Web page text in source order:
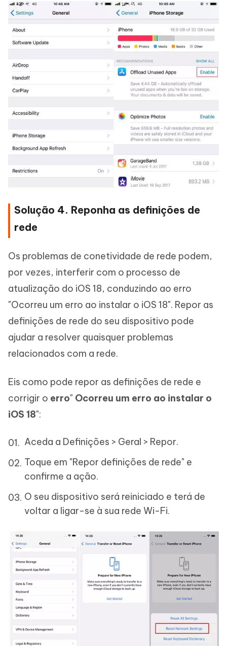
Solução 4. Reponha as definições de
rede
Os problemas de conetividade de rede podem,
por vezes, interferir com o processo de
atualização do iOS 18, conduzindo ao erro
"Ocorreu um erro ao instalar o iOS 18". Repor as
definições de rede do seu dispositivo pode
ajudar a resolver quaisquer problemas
relacionados com a rede.
Eis como pode repor as definições de rede e
corrigir o erro" Ocorreu um erro ao instalar o
iOS 18":
Aceda a Definições > Geral > Repor.
Toque em "Repor definições de rede" e
confirme a ação.
O seu dispositivo será reiniciado e terá de
voltar a ligar-se à sua rede Wi-Fi.